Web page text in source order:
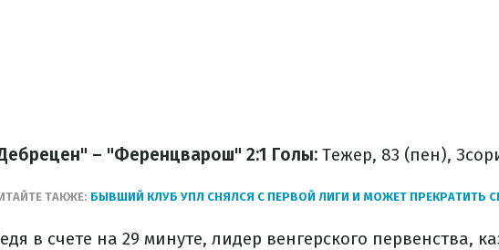
– "Ференцварош" 2:1 Голы: Тежер, 83 (пен),
ТАКЖЕ: БЫВШИЙ КЛУБ УПЛ СНЯЛСЯ С ПЕРВОЙ ЛИГИ И МОЖЕТ ПРЕКРАТИТЬ
в счете на 29 минуте, лидер венгерского первенства,